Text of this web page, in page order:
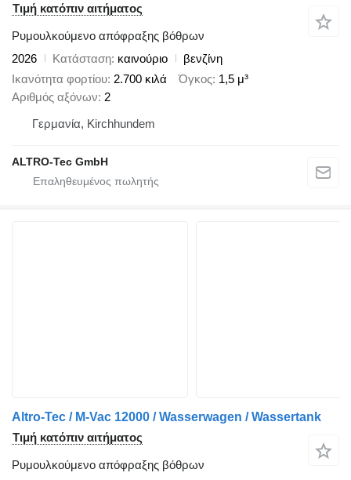
Τιμή κατόπιν αιτήματος
Ρυμουλκούμενο απόφραξης βόθρων
2026
Κατάσταση καινούριο
βενζίνη
Ικανότητα φορτίου 2.700 κιλά Όγκος 1,5 μ³
Αριθμός αξόνων 2
Γερμανία, Kirchhundem
ALTRO-Tec GmbH
Altro-Tec / M-Vac 12000 / Wasserwagen / Wassertank
Τιμή κατόπιν αιτήματος
Ρυμουλκούμενο απόφραξης βόθρων